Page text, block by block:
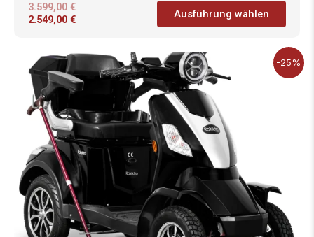
3.599,00€
2.549,00 € Ausführung wählen
-25%